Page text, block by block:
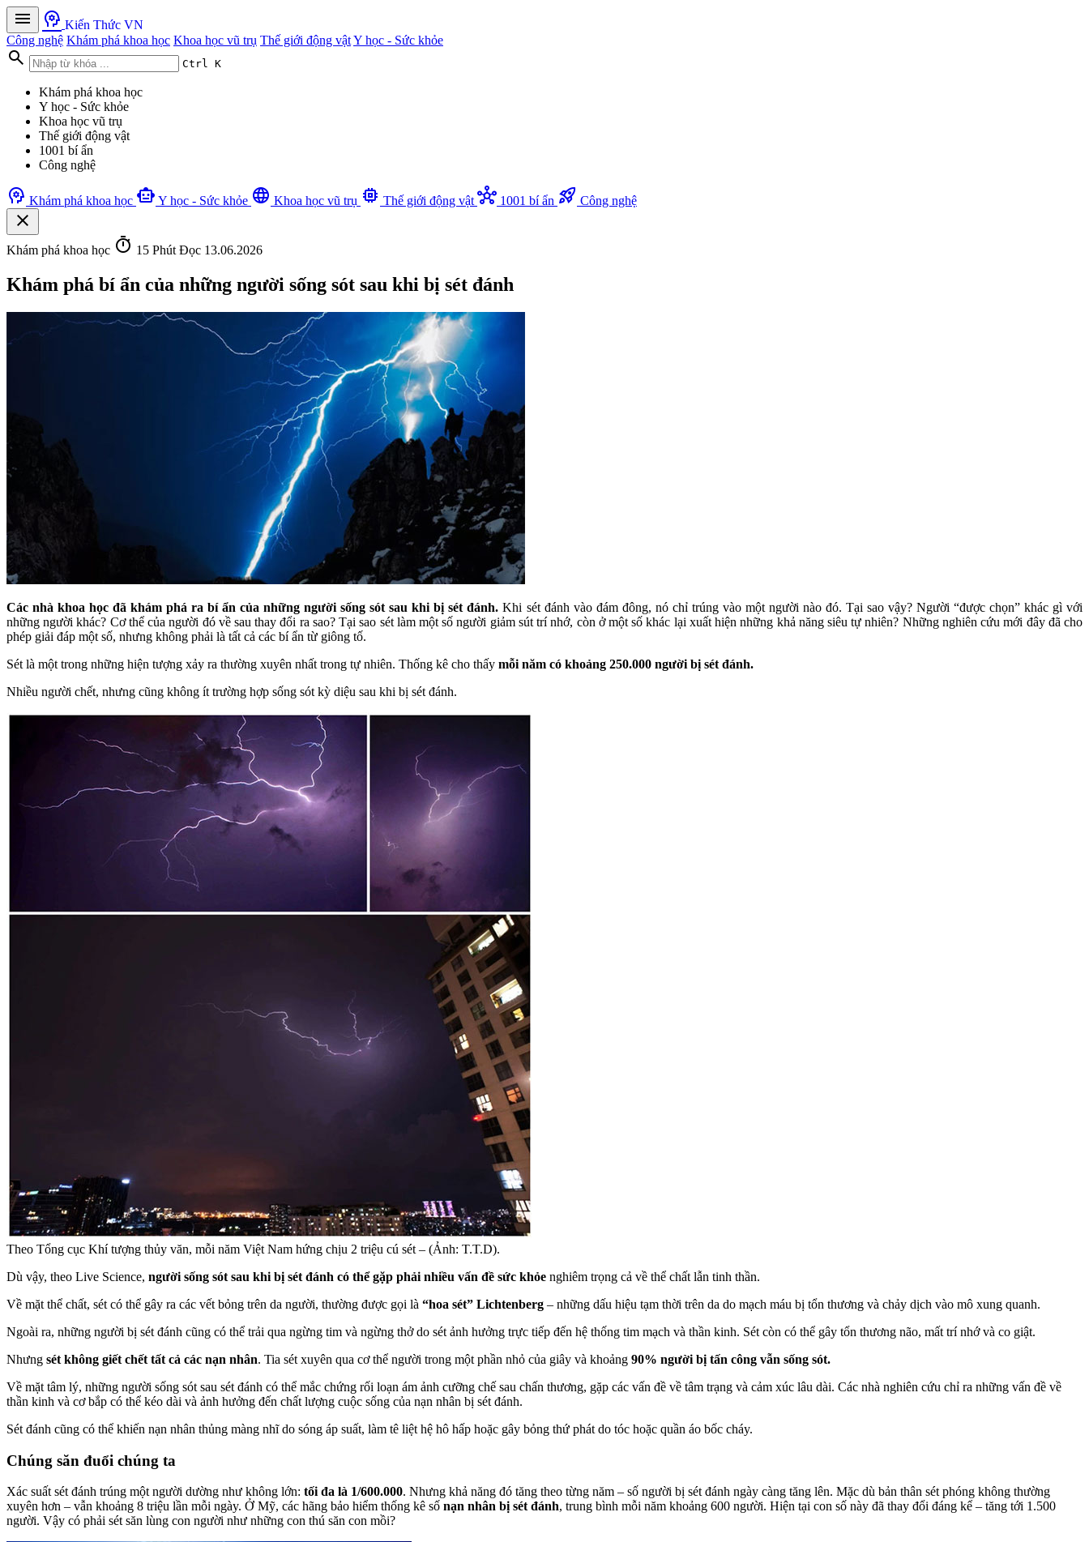
menu psychology Kiến Thức VN
Công nghệ Khám phá khoa học Khoa học vũ trụ Thế giới động vậtY học - Sức khỏe
search Ctrl K
Khám phá khoa học
Y học - Sức khỏe
Khoa học vũ trụ
Thế giới động vật
1001 bí ẩn
Công nghệ
psychology Khám phá khoa học smart_toy Y học - Sức khỏe language Khoa học vũ trụ memory Thế giới động vật hub 1001 bí ẩn rocket_launch Công nghệ
close
Khám phá khoa học timer 15 Phút Đọc 13.06.2026
Khám phá bí ẩn của những người sống sót sau khi bị sét đánh
Các nhà khoa học đã khám phá ra bí ẩn của những người sống sót sau khi bị sét đánh.Khi sét đánh vào đám đông, nó chỉ trúng vào một người nào đó. Tại sao vậy? Người “được chọn” khác gì với
những người khác? Cơ thể của người đó về sau thay đổi ra sao? Tại sao sét làm một số người giảm sút trí nhớ, còn ở một số khác lại xuất hiện những khả năng siêu tự nhiên? Những nghiên cứu mới đây đã cho
phép giải đáp một số, nhưng không phải là tất cả các bí ẩn từ giông tố.
Sét là một trong những hiện tượng xảy ra thường xuyên nhất trong tự nhiên. Thống kê cho thấy mỗi năm có khoảng 250.000 người bị sét đánh.
Nhiều người chết, nhưng cũng không ít trường hợp sống sót kỳ diệu sau khi bị sét đánh.
Theo Tổng cục Khí tượng thủy văn, mỗi năm Việt Nam hứng chịu 2 triệu cú sét – (Ảnh: T.T.D).
Dù vậy, theo Live Science, người sống sót sau khi bị sét đánh có thể gặp phải nhiều vấn đề sức khỏe nghiêm trọng cả về thể chất lẫn tinh thần.
Về mặt thể chất, sét có thể gây ra các vết bỏng trên da người, thường được gọi là “hoa sét” Lichtenberg – những dấu hiệu tạm thời trên da do mạch máu bị tổn thương và chảy dịch vào mô xung quanh.
Ngoài ra, những người bị sét đánh cũng có thể trải qua ngừng tim và ngừng thở do sét ảnh hưởng trực tiếp đến hệ thống tim mạch và thần kinh. Sét còn có thể gây tổn thương não, mất trí nhớ và co giật.
Nhưng sét không giết chết tất cả các nạn nhân. Tia sét xuyên qua cơ thể người trong một phần nhỏ của giây và khoảng 90% người bị tấn công vẫn sống sót.
Về mặt tâm lý, những người sống sót sau sét đánh có thể mắc chứng rối loạn ám ảnh cưỡng chế sau chấn thương, gặp các vấn đề về tâm trạng và cảm xúc lâu dài. Các nhà nghiên cứu chỉ ra những vấn đề về
thần kinh và cơ bắp có thể kéo dài và ảnh hưởng đến chất lượng cuộc sống của nạn nhân bị sét đánh.
Sét đánh cũng có thể khiến nạn nhân thủng màng nhĩ do sóng áp suất, làm tê liệt hệ hô hấp hoặc gây bỏng thứ phát do tóc hoặc quần áo bốc cháy.
Chúng săn đuổi chúng ta
Xác suất sét đánh trúng một người dường như không lớn: tối đa là 1/600.000. Nhưng khả năng đó tăng theo từng năm – số người bị sét đánh ngày càng tăng lên. Mặc dù bản thân sét phóng không thường
xuyên hơn – vẫn khoảng 8 triệu lần mỗi ngày. Ở Mỹ, các hãng bảo hiểm thống kê số nạn nhân bị sét đánh, trung bình mỗi năm khoảng 600 người. Hiện tại con số này đã thay đổi đáng kể – tăng tới 1.500
người. Vậy có phải sét săn lùng con người như những con thú săn con mồi?